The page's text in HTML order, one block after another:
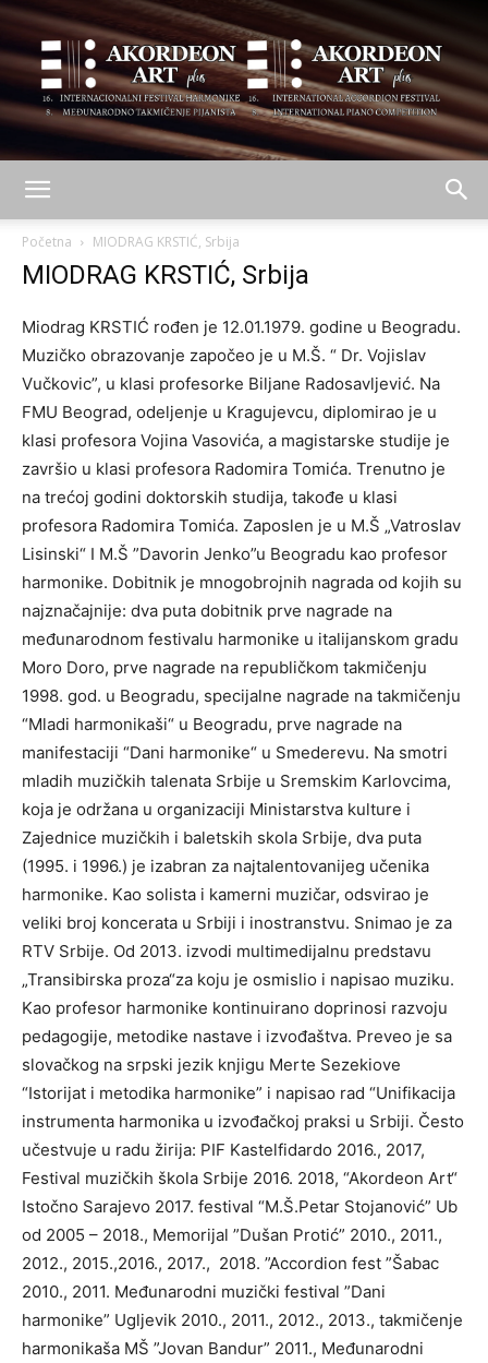
plus
Početna MIODRAG KRSTIĆ, Srbija
MIODRAG KRSTIĆ, Srbija
Miodrag KRSTIĆ rođen je 12.01.1979. godine u Beogradu.
Muzičko obrazovanje započeo je u M.Š. “ Dr. Vojislav
Vučkovic”, u klasi profesorke Biljane Radosavljević. Na
FMU Beograd, odeljenje u Kragujevcu, diplomirao je u
klasi profesora Vojina Vasovića, a magistarske studije je
završio u klasi profesora Radomira Tomića. Trenutno je
na trećoj godini doktorskih studija, takođe u klasi
profesora Radomira Tomića. Zaposlen je u M.Š „Vatroslav
Lisinski“ I M.Š ”Davorin Jenko”u Beogradu kao profesor
harmonike. Dobitnik je mnogobrojnih nagrada od kojih su
najznačajnije: dva puta dobitnik prve nagrade na
međunarodnom festivalu harmonike u italijanskom gradu
Moro Doro, prve nagrade na republičkom takmičenju
1998. god. u Beogradu, specijalne nagrade na takmičenju
“Mladi harmonikaši“ u Beogradu, prve nagrade na
manifestaciji “Dani harmonike“ u Smederevu. Na smotri
mladih muzičkih talenata Srbije u Sremskim Karlovcima,
koja je održana u organizaciji Ministarstva kulture i
Zajednice muzičkih i baletskih skola Srbije, dva puta
(1995. i 1996.) je izabran za najtalentovanijeg učenika
harmonike. Kao solista i kamerni muzičar, odsvirao je
veliki broj koncerata u Srbiji i inostranstvu. Snimao je za
RTV Srbije. Od 2013. izvodi multimedijalnu predstavu
„Transibirska proza“za koju je osmislio i napisao muziku.
Kao profesor harmonike kontinuirano doprinosi razvoju
pedagogije, metodike nastave i izvođaštva. Preveo je sa
slovačkog na srpski jezik knjigu Merte Sezekiove
“Istorijat i metodika harmonike” i napisao rad “Unifikacija
instrumenta harmonika u izvođačkoj praksi u Srbiji. Često
učestvuje u radu žirija: PIF Kastelfidardo 2016., 2017,
Festival muzičkih škola Srbije 2016. 2018, “Akordeon Art“
Istočno Sarajevo 2017. festival “M.Š.Petar Stojanović” Ub
od 2005 – 2018., Memorijal ”Dušan Protić” 2010., 2011.,
2012., 2015.,2016., 2017., 2018. ”Accordion fest ”Šabac
2010., 2011. Međunarodni muzički festival ”Dani
harmonike” Ugljevik 2010., 2011., 2012., 2013., takmičenje
harmonikaša MŠ ”Jovan Bandur” 2011., Međunarodni